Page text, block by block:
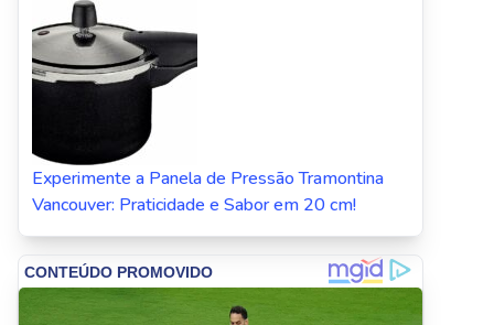
Experimente a Panela de Pressão Tramontina
Vancouver: Praticidade e Sabor em 20 cm!